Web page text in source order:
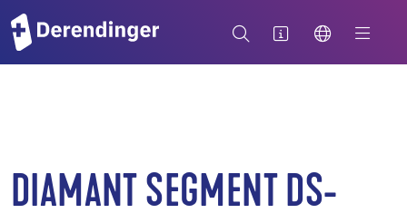
DIAMANT SEGMENT DS-